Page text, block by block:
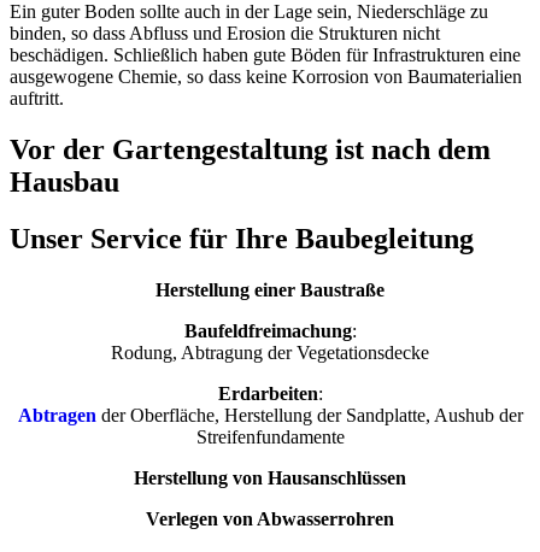
Ein guter Boden sollte auch in der Lage sein, Niederschläge zu
binden, so dass Abfluss und Erosion die Strukturen nicht
beschädigen. Schließlich haben gute Böden für Infrastrukturen eine
ausgewogene Chemie, so dass keine Korrosion von Baumaterialien
auftritt.
Vor der Gartengestaltung ist nach dem
Hausbau
Unser Service für Ihre Baubegleitung
Herstellung einer Baustraße
Baufeldfreimachung:
Rodung, Abtragung der Vegetationsdecke
Erdarbeiten:
Abtragen der Oberfläche, Herstellung der Sandplatte, Aushub der
Streifenfundamente
Herstellung von Hausanschlüssen
Verlegen von Abwasserrohren